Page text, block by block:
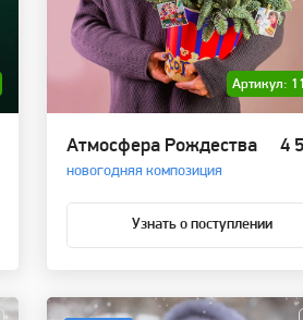
Артикул:
Атмосфера Рождества
новогодняя композиция
4
Узнать о поступлении